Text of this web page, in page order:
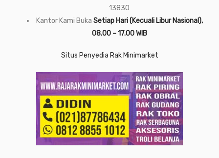
13830
Kantor Kami Buka Setiap Hari (Kecuali Libur Nasional),
08.00 – 17.00 WIB
Situs Penyedia Rak Minimarket